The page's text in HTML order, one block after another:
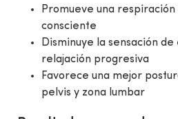
Promueve una
consciente
Disminuye la sensación
relajación progresiva
Favorece una mejor
pelvis y zona lumbar